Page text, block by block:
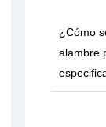
¿Cómo
alambre